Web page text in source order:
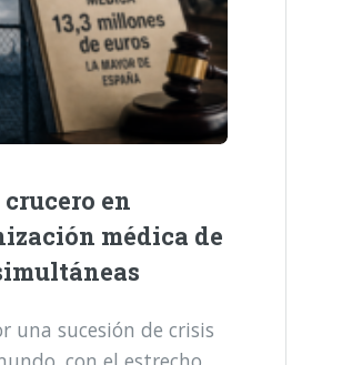
en
médica de
una sucesión de crisis